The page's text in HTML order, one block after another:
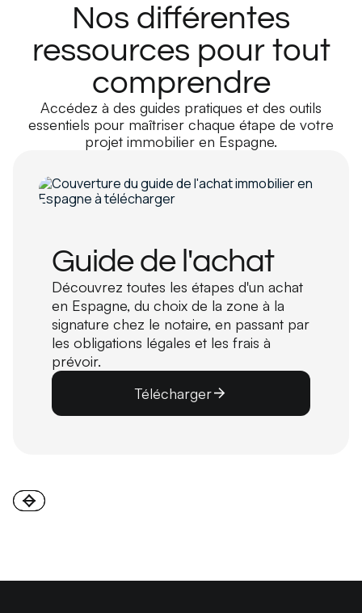
Nos différentes
ressources pour tout
comprendre
Accédez à des guides pratiques et des outils
essentiels pour maîtriser chaque étape de votre
projet immobilier en Espagne.
Guide de l'achat
Découvrez toutes les étapes d'un achat
en Espagne, du choix de la zone à la
signature chez le notaire, en passant par
les obligations légales et les frais à
prévoir.
Télécharger